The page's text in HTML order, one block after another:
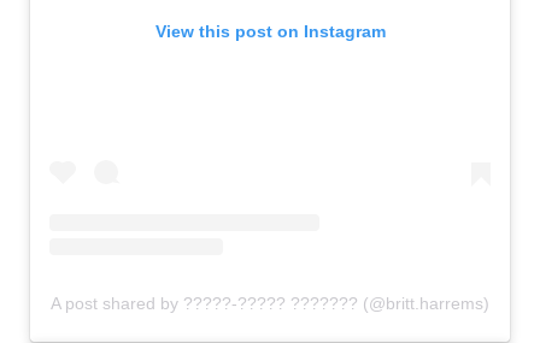
View this post on Instagram
A post shared by ?????-????? ??????? (@britt.harrems)